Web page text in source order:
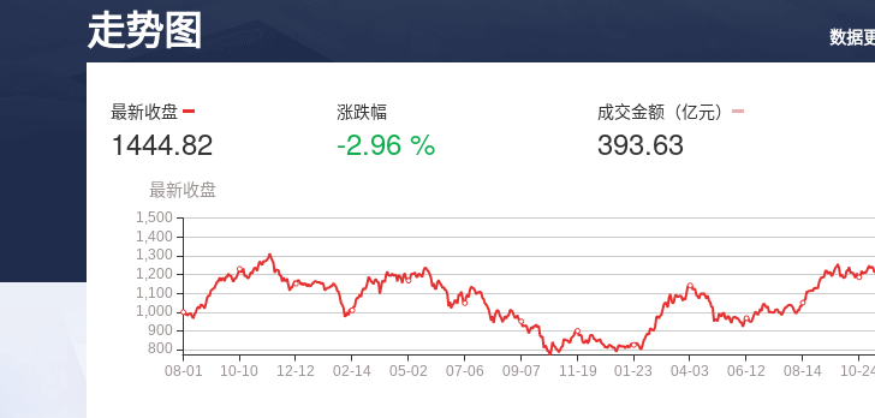
走势图 数据
最新收盘
1444.82
涨跌幅
-2.96 %
成交金额（亿元）
393.63